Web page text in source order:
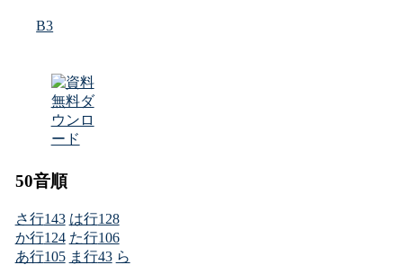
B3
50音順
さ行143 は行128
か行124 た行106
あ行105 ま行43 ら